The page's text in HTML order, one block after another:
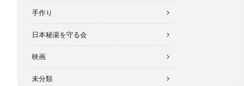
手作り
日本秘湯を守る会
映画
未分類